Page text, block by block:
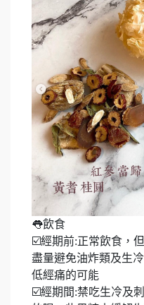
👅飲食
☑️經期前:正常飲食，
盡量避免油炸類及生
低經痛的可能
☑️經期間:禁吃生冷及